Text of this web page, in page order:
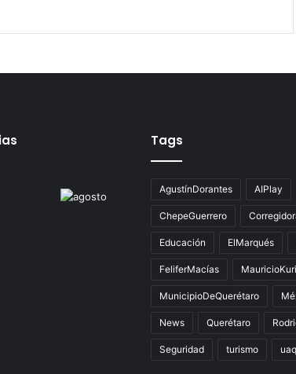
Tags
AgustínDorantes AIPlay
ChepeGuerrero
Educación ElMarqués
FeliferMacías MauricioKuri
MunicipioDeQuerétaro
News Querétaro
Seguridad turismo uaq